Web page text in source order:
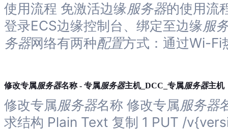
备
案
文
档
制
台
使用流程 免激活边缘服务器的使用流
登录ECS边缘控制台、绑定至边缘服
务器网络有两种配置方式：通过Wi-Fi
修改专属服务器名称 - 专属服务器主机_DCC_专属服务器主机
修改专属服务器名称 修改专属服务器
求结构 Plain Text 复制 1 PUT /